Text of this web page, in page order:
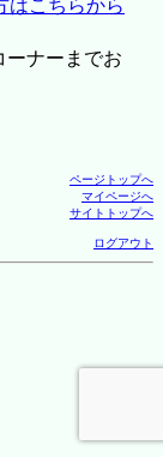
はこちらから
ナーまでお
ページトップへ
マイページへ
サイトトップへ
ログアウト